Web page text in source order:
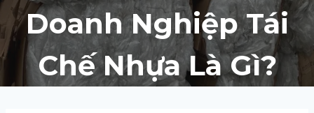
Doanh Nghiệp Tái
Chế Nhựa Là Gì?